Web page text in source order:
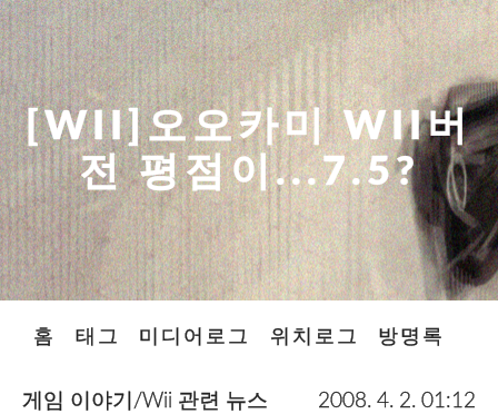
[WII]오오카미 WII버
전 평점이...7.5?
홈 태그 미디어로그 위치로그 방명록
게임 이야기/Wii 관련 뉴스 2008. 4. 2. 01:12